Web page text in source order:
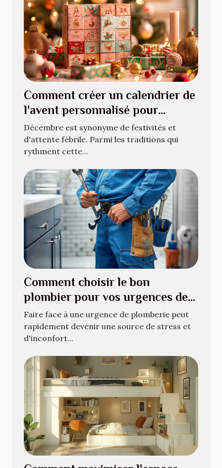
Comment créer un calendrier de
l'avent personnalisé pour
décembre
Décembre est synonyme de festivités et
d'attente fébrile. Parmi les traditions qui
rythment cette...
Comment choisir le bon
plombier pour vos urgences de
plomberie
Faire face à une urgence de plomberie peut
rapidement devenir une source de stress et
d'inconfort...